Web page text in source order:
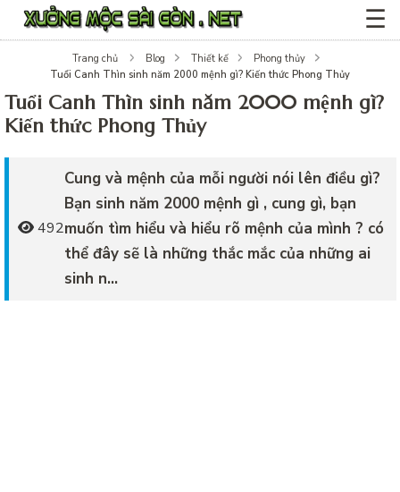
☰
Trang chủ Blog Thiết kế
Phong thủy
Tuổi Canh Thìn sinh năm 2000 mệnh gì? Kiến thức Phong Thủy
Tuổi Canh Thìn sinh năm 2000 mệnh gì?
Kiến thức Phong Thủy
492
Cung và mệnh của mỗi người nói lên điều gì?
Bạn sinh năm 2000 mệnh gì , cung gì, bạn
muốn tìm hiểu và hiểu rõ mệnh của mình ? có
thể đây sẽ là những thắc mắc của những ai
sinh n...